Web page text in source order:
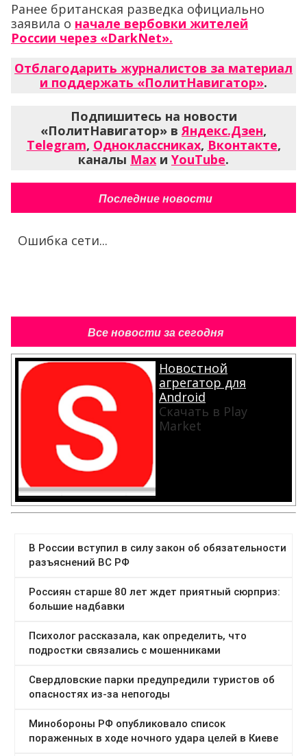
Ранее британская разведка официально
заявила о начале вербовки жителей
России через «DarkNet».
Отблагодарить журналистов за материал
и поддержать «ПолитНавигатор».
Подпишитесь на новости
«ПолитНавигатор» вЯндекс.Дзен,
Telegram, Одноклассниках, Вконтакте,
каналы Max и YouTube.
Последние новости
Ошибка сети...
Все новости за сегодня
Новостной
агрегатор для
Android
Скачать в Play
Market